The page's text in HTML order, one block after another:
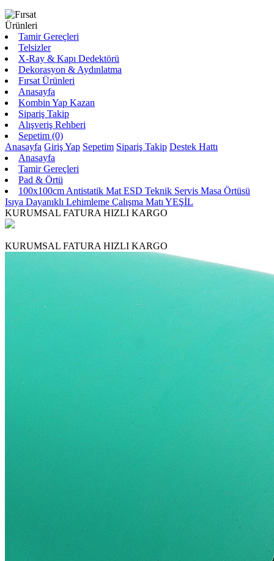
Tamir Gereçleri
Telsizler
X-Ray & Kapı Dedektörü
Dekorasyon & Aydınlatma
Fırsat Ürünleri
Anasayfa
Kombin Yap Kazan
Sipariş Takip
Alışveriş Rehberi
Sepetim (0)
Anasayfa Giriş Yap Sepetim Sipariş Takip Destek Hattı
Anasayfa
Tamir Gereçleri
Pad & Örtü
100x100cm Antistatik Mat ESD Teknik Servis Masa Örtüsü
Isıya Dayanıklı Lehimleme Çalışma Matı YEŞİL
KURUMSAL FATURA HIZLI KARGO
KURUMSAL FATURA HIZLI KARGO